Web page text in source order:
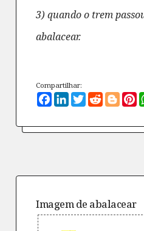
3) quando o trem
abalacear.
Compartilhar:
Facebook
LinkedIn
TwitterReddit
Imagem de abalacear